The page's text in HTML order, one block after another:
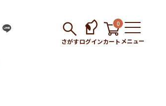
さがすログインカート
0
メニュー